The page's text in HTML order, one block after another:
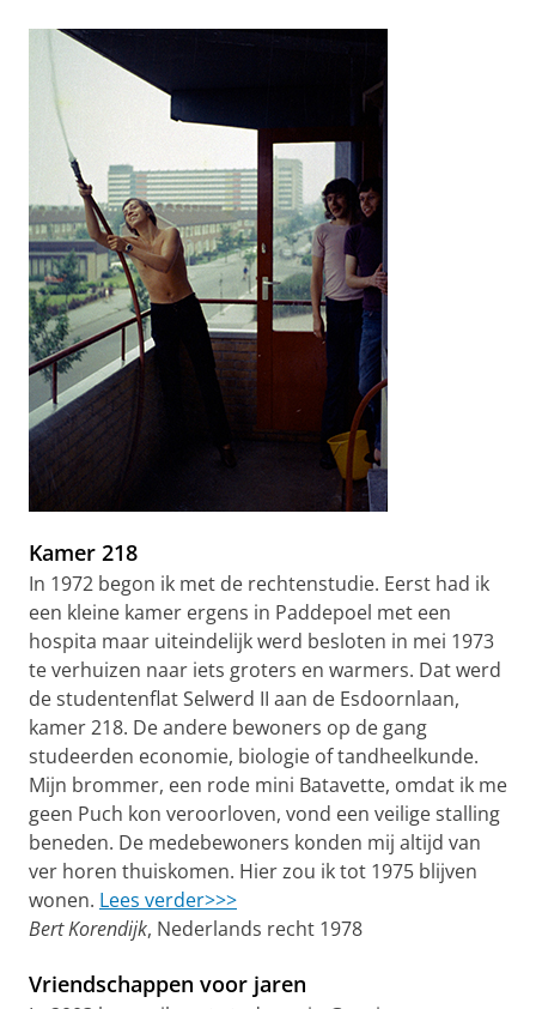
Kamer 218
In 1972 begon ik met de rechtenstudie. Eerst had ik
een kleine kamer ergens in Paddepoel met een
hospita maar uiteindelijk werd besloten in mei 1973
te verhuizen naar iets groters en warmers. Dat werd
de studentenflat Selwerd II aan de Esdoornlaan,
kamer 218. De andere bewoners op de gang
studeerden economie, biologie of tandheelkunde.
Mijn brommer, een rode mini Batavette, omdat ik me
geen Puch kon veroorloven, vond een veilige stalling
beneden. De medebewoners konden mij altijd van
ver horen thuiskomen. Hier zou ik tot 1975 blijven
wonen. Lees verder>>>
Bert Korendijk, Nederlands recht 1978
Vriendschappen voor jaren